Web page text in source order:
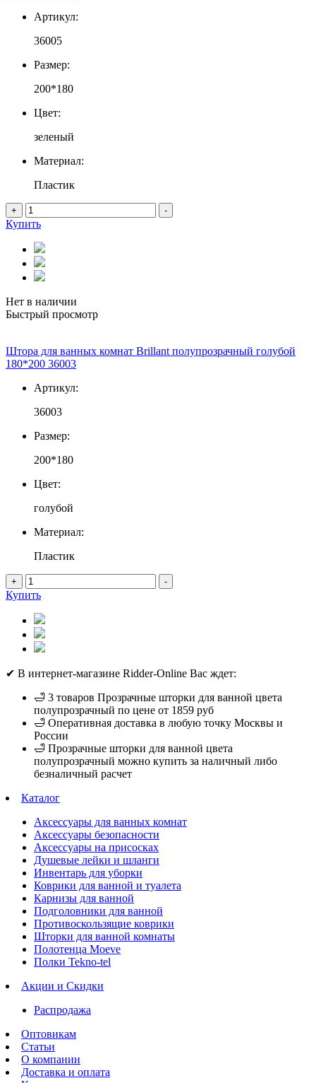
Артикул:
36005
Размер:
200*180
Цвет:
зеленый
Материал:
Пластик
+ -
Купить
Нет в наличии
Быстрый просмотр
Штора для ванных комнат Brillant полупрозрачный голубой
180*200 36003
Артикул:
36003
Размер:
200*180
Цвет:
голубой
Материал:
Пластик
+ -
Купить
✔ В интернет-магазине Ridder-Online Вас ждет:
🛁 3 товаров Прозрачные шторки для ванной цвета
полупрозрачный по цене от 1859 руб
🛁 Оперативная доставка в любую точку Москвы и
России
🛁 Прозрачные шторки для ванной цвета
полупрозрачный можно купить за наличный либо
безналичный расчет
Каталог
Аксессуары для ванных комнат
Аксессуары безопасности
Аксессуары на присосках
Душевые лейки и шланги
Инвентарь для уборки
Коврики для ванной и туалета
Карнизы для ванной
Подголовники для ванной
Противоскользящие коврики
Шторки для ванной комнаты
Полотенца Moeve
Полки Tekno-tel
Акции и Скидки
Распродажа
Оптовикам
Статьи
О компании
Доставка и оплата